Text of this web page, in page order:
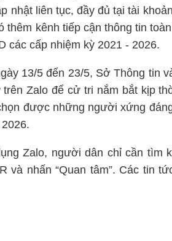
nhật liên tục, đầy đủ tại tài
thêm kênh tiếp cận thông tin
các cấp nhiệm kỳ 2021 - 2026.
13/5 đến 23/5, Sở Thông tin
trên Zalo để cử tri nắm bắt kịp
được những người xứng
Zalo, người dân chỉ cần tìm
và nhấn “Quan tâm”. Các tin